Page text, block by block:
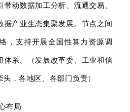
动数据加工分析、流通交易、
据产业生态集聚发展。节点之间
，支持开展全国性算力资源调
体系。（发展改革委、工业和信
，各地区、各部门负责）
布局